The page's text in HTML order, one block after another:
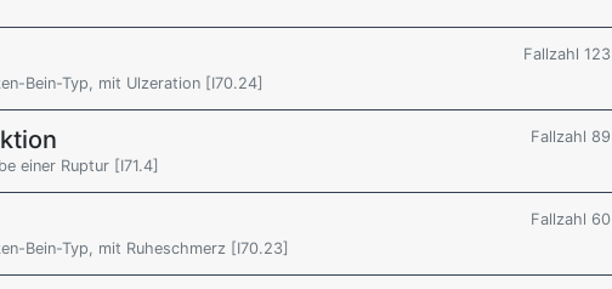
Fallzahl 123
Bein-Typ, mit Ulzeration [I70.24]
Fallzahl 89
einer Ruptur [I71.4]
Fallzahl 60
Bein-Typ, mit Ruheschmerz [I70.23]